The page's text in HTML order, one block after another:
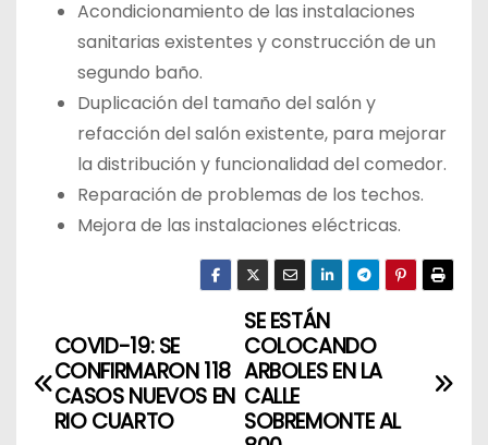
Acondicionamiento de las instalaciones
sanitarias existentes y construcción de un
segundo baño.
Duplicación del tamaño del salón y
refacción del salón existente, para mejorar
la distribución y funcionalidad del comedor.
Reparación de problemas de los techos.
Mejora de las instalaciones eléctricas.
N
a
SE ESTÁN
COLOCANDO
ARBOLES EN LA
CALLE
SOBREMONTE AL
COVID-19: SE
CONFIRMARON 118
CASOS NUEVOS EN
RIO CUARTO